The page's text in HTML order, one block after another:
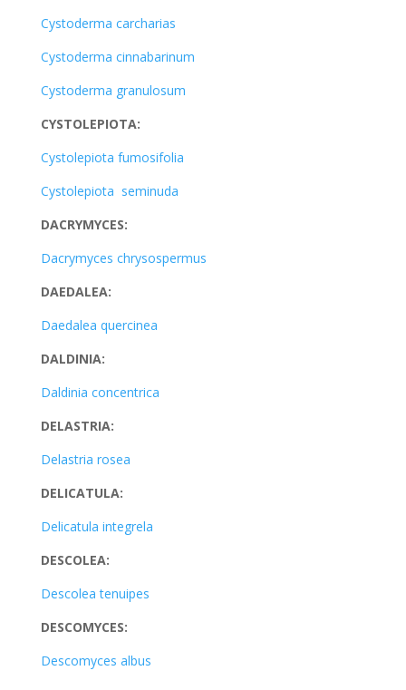
Cystoderma carcharias
Cystoderma cinnabarinum
Cystoderma granulosum
CYSTOLEPIOTA:
Cystolepiota fumosifolia
Cystolepiota seminuda
DACRYMYCES:
Dacrymyces chrysospermus
DAEDALEA:
Daedalea quercinea
DALDINIA:
Daldinia concentrica
DELASTRIA:
Delastria rosea
DELICATULA:
Delicatula integrela
DESCOLEA:
Descolea tenuipes
DESCOMYCES:
Descomyces albus